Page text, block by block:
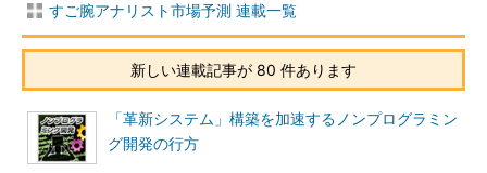
すご腕アナリスト市場予測 連載一覧
新しい連載記事が 80 件あります
「革新システム」構築を加速するノンプログラミン
グ開発の行方